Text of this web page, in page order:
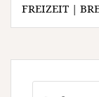
FREIZEIT |